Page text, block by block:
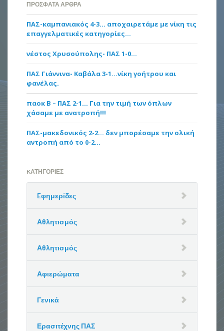
ΠΡΌΣΦΑΤΑ ΆΡΘΡΑ
ΠΑΣ-καμπανιακός 4-3… αποχαιρετάμε με νίκη τις
επαγγελματικές κατηγορίες…
νέστος Χρυσούπολης- ΠΑΣ 1-0…
ΠΑΣ Γιάννινα- Καβάλα 3-1…νίκη γοήτρου και
φανέλας.
παοκ Β – ΠΑΣ 2-1… Για την τιμή των όπλων
χάσαμε με ανατροπή!!!
ΠΑΣ-μακεδονικός 2-2… δεν μπορέσαμε την ολική
αντροπή από το 0-2…
KΑΤΗΓΟΡΊΕΣ
Eφημερίδες
Αθλητισμός
Αθλητισμός
Αφιερώματα
Γενικά
Ερασιτέχνης ΠΑΣ